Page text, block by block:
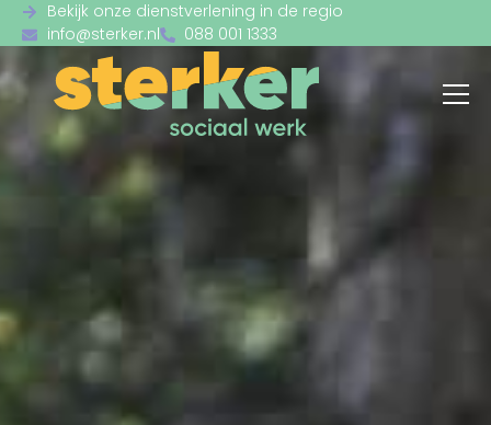
Bekijk onze dienstverlening in de regio
info@sterker.nl
088 001 1333